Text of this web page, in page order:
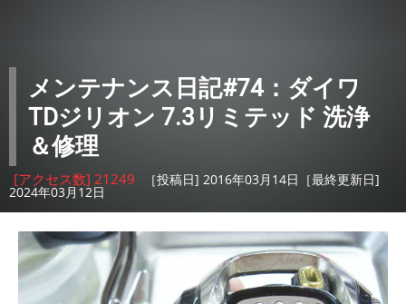
メンテナンス日記#74：ダイワ
TDジリオン 7.3リミテッド 洗浄
＆修理
[アクセス数] 21249 ［投稿日] 2016年03月14日［最終更新日]
2024年03月12日